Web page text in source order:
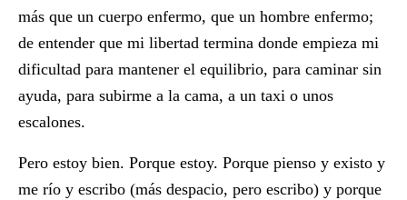
más que un cuerpo enfermo, que un hombre enfermo;
de entender que mi libertad termina donde empieza mi
dificultad para mantener el equilibrio, para caminar sin
ayuda, para subirme a la cama, a un taxi o unos
escalones.
Pero estoy bien. Porque estoy. Porque pienso y existo y
me río y escribo (más despacio, pero escribo) y porque